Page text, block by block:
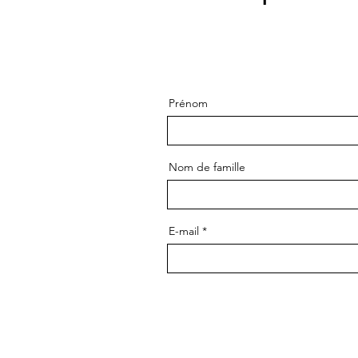
Prénom
Nom de famille
E-mail